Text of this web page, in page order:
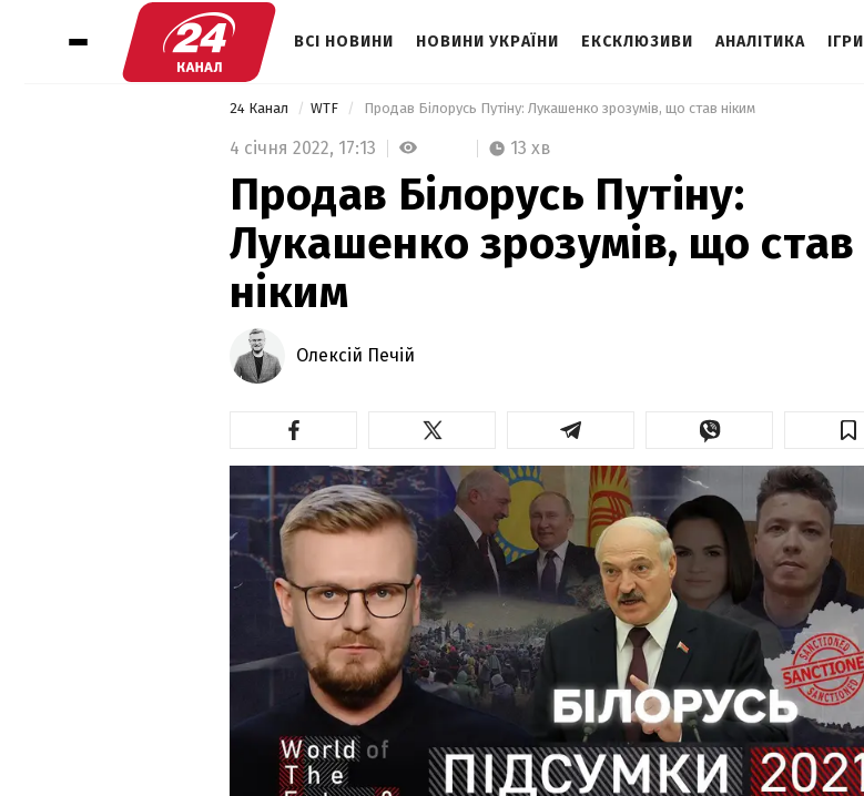
ВСІ НОВИНИ НОВИНИ УКРАЇНИ ЕКСКЛЮЗИВИ АНАЛІТИКА ІГРИ
24 Канал WTF Продав Білорусь Путіну: Лукашенко зрозумів, що став ніким
4 січня 2022, 17:13 13 хв
Продав Білорусь Путіну:
Лукашенко зрозумів, що став
ніким
Олексій Печій